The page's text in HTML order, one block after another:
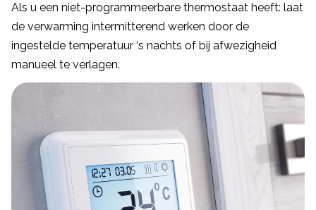
Als u een niet-programmeerbare thermostaat heeft: laat
de verwarming intermitterend werken door de
ingestelde temperatuur ‘s nachts of bij afwezigheid
manueel te verlagen.